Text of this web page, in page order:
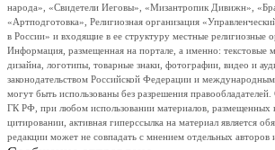
народа», «Свидетели Иеговы», «Мизантропик Дивижн»,
«Артподготовка», Религиозная организация
в России» и входящие в ее структуру местные религиозные
Информация, размещенная на портале, а именно: текстовые
дизайна, логотипы, товарные знаки, фотографии, видео и
законодательством Российской Федерации и
могут быть использованы без разрешения правообладателей.
ГК РФ, при любом использовании материалов, размещенных
цитировании, активная гиперссылка на материал является
редакции может не совпадать с мнением отдельных авторов